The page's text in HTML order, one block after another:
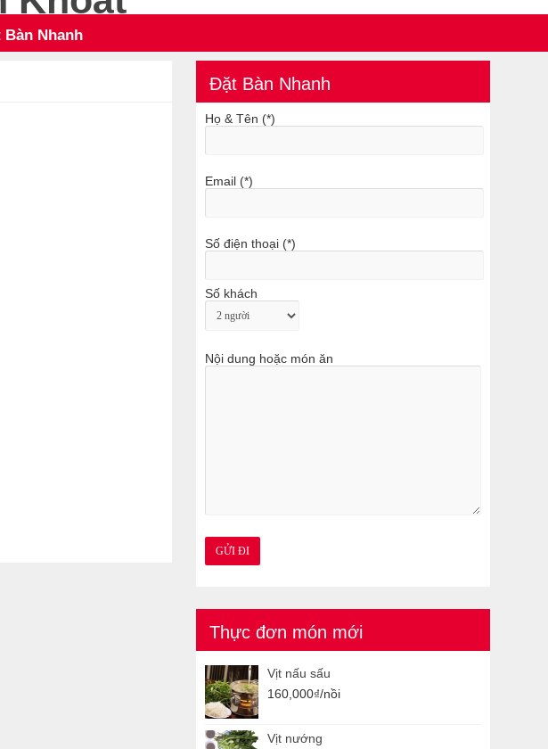
Bàn Nhanh
Đặt Bàn Nhanh
Họ & Tên (*)
Email (*)
Số điện thoại (*)
Số khách
Nội dung hoặc món ăn
Thực đơn món mới
Vịt nấu sấu
160,000₫/nồi
Vịt nướng